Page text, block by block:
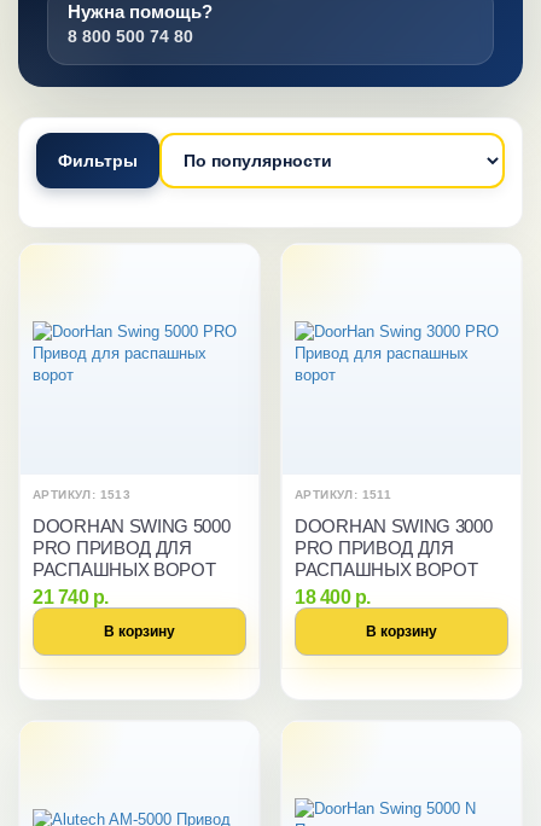
Нужна помощь?
8 800 500 74 80
Фильтры
АРТИКУЛ: 1513
DOORHAN SWING 5000
PRO ПРИВОД ДЛЯ
РАСПАШНЫХ ВОРОТ
21 740 р.
В корзину
АРТИКУЛ: 1511
DOORHAN SWING 3000
PRO ПРИВОД ДЛЯ
РАСПАШНЫХ ВОРОТ
18 400 р.
В корзину